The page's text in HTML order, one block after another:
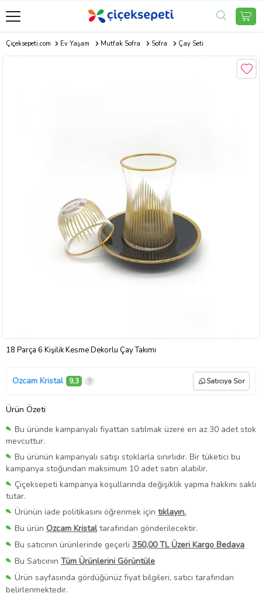
Çiçeksepeti.com Ev Yaşam Mutfak Sofra Sofra Çay Seti
18 Parça 6 Kişilik Kesme Dekorlu Çay Takımı
Ozcam Kristal 9,3 Satıcıya Sor
Ürün Özeti
Bu üründe kampanyalı fiyattan satılmak üzere en az 30 adet stok
mevcuttur.
Bu ürünün kampanyalı satışı stoklarla sınırlıdır. Bir tüketici bu
kampanya stoğundan maksimum 10 adet satın alabilir.
Çiçeksepeti kampanya koşullarında değişiklik yapma hakkını saklı
tutar.
Ürünün iade politikasını öğrenmek için tıklayın.
Bu ürün Ozcam Kristaltarafından gönderilecektir.
Bu satıcının ürünlerinde geçerli 350,00 TL Üzeri Kargo Bedava
Bu Satıcının Tüm Ürünlerini Görüntüle
Ürün sayfasında gördüğünüz fiyat bilgileri, satıcı tarafından
belirlenmektedir.